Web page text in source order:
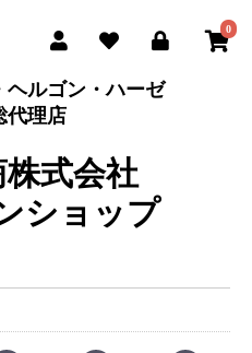
0
ヘルゴン・ハーゼ
代理店
式会社
ショップ